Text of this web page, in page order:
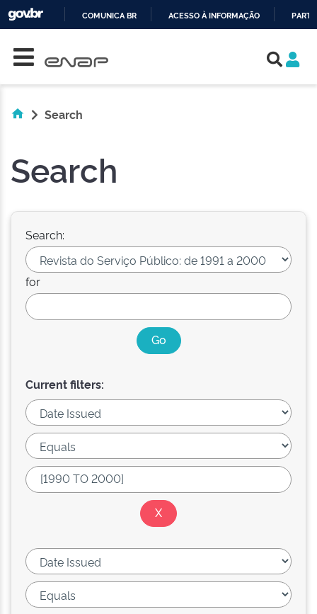
COMUNICA BR ACESSO À INFORMAÇÃO
Search
Search
Search:
for
Current filters: